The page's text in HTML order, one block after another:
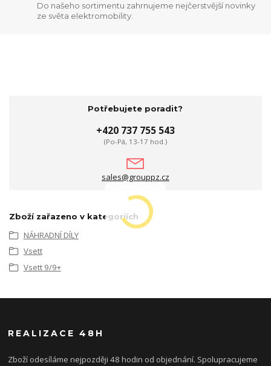
Do našeho sortimentu zahrnujeme nejčerstvější novinky
ze světa elektromobility.
Potřebujete poradit?
+420 737 755 543
(Po-Pá, 13-17 hod.)
sales@grouppz.cz
Zboží zařazeno v kategoriích
NÁHRADNÍ DÍLY
Vsett
Vsett 9/9+
REALIZACE 48H
Zboží odesíláme nejpozději 48 hodin od objednání. Spolupracujeme